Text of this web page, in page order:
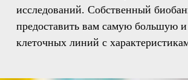
исследований. Собственный
предоставить вам самую большую
клеточных линий с